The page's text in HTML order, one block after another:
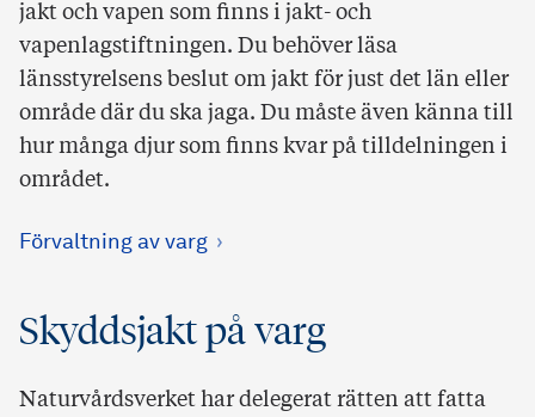
jakt och vapen som finns i jakt- och
vapenlagstiftningen. Du behöver läsa
länsstyrelsens beslut om jakt för just det län eller
område där du ska jaga. Du måste även känna till
hur många djur som finns kvar på tilldelningen i
området.
Förvaltning av varg
Skyddsjakt på varg
Naturvårdsverket har delegerat rätten att fatta